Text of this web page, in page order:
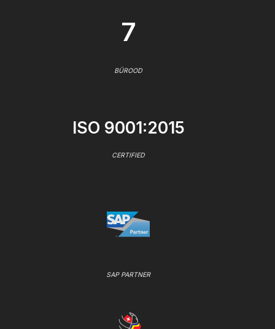
7
BÜROOD
ISO 9001:2015
CERTIFIED
SAP PARTNER